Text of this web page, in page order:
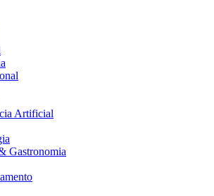
Artificial
Gastronomia